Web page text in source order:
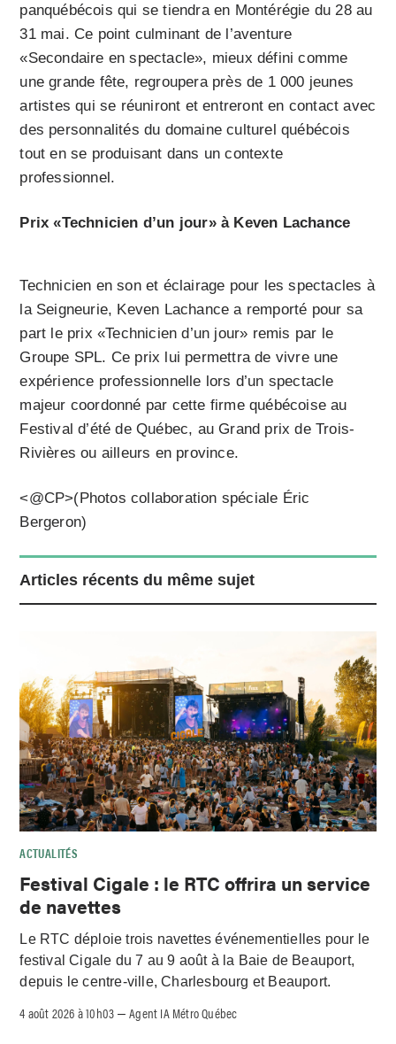
panquébécois qui se tiendra en Montérégie du 28 au
31 mai. Ce point culminant de l’aventure
«Secondaire en spectacle», mieux défini comme
une grande fête, regroupera près de 1 000 jeunes
artistes qui se réuniront et entreront en contact avec
des personnalités du domaine culturel québécois
tout en se produisant dans un contexte
professionnel.
Prix «Technicien d’un jour» à Keven Lachance
Technicien en son et éclairage pour les spectacles à
la Seigneurie, Keven Lachance a remporté pour sa
part le prix «Technicien d’un jour» remis par le
Groupe SPL. Ce prix lui permettra de vivre une
expérience professionnelle lors d’un spectacle
majeur coordonné par cette firme québécoise au
Festival d’été de Québec, au Grand prix de Trois-
Rivières ou ailleurs en province.
<@CP>(Photos collaboration spéciale Éric
Bergeron)
Articles récents du même sujet
ACTUALITÉS
Festival Cigale : le RTC offrira un service
de navettes
Le RTC déploie trois navettes événementielles pour le
festival Cigale du 7 au 9 août à la Baie de Beauport,
depuis le centre-ville, Charlesbourg et Beauport.
4 août 2026 à 10h03 –Agent IA Métro Québec